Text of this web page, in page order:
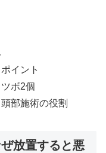
イント
ボ2個
部施術の役割
放置すると悪